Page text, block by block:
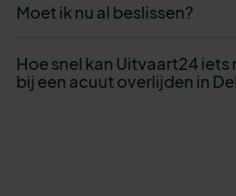
Moet ik nu al beslissen?
Hoe snel kan Uitvaart24 iets
bij een acuut overlijden in